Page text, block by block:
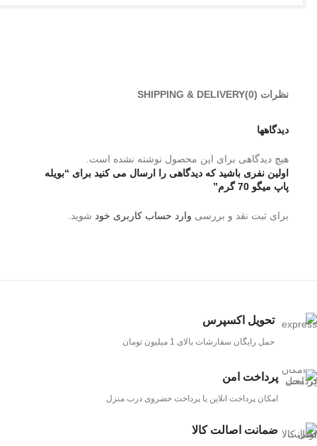
نظرات (0) SHIPPING & DELIVERY
دیدگاهها
هیچ دیدگاهی برای این محصول نوشته نشده است.
اولین نفری باشید که دیدگاهی را ارسال می کنید برای “بویله
پاپ میگو 70 گرم”
برای ثبت نقد و بررسی وارد حساب کاربری خود شوید.
تحویل اکسپرس
حمل رایگان سفارشات بالای 1 میلیون تومان
پرداخت امن
امکان پرداخت انلاین یا پرداخت حضروی درب منزل
ضمانت اصالت کالا